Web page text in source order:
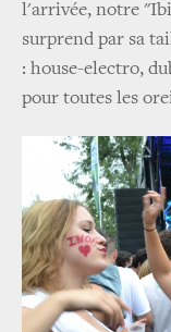
l'arrivée, notre
surprend par sa
: house-electro,
pour toutes les